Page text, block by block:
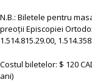
N.B.: Biletele pentru
preoții Episcopiei
1.514.815.29.00,
Costul biletelor: $ 120
ani)